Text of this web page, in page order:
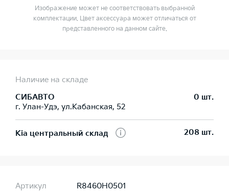
Изображение может не соответствовать выбранной
комплектации. Цвет аксессуара может отличаться от
представленного на данном сайте.
Наличие на складе
СИБАВТО
г. Улан-Удэ, ул.Кабанская, 52
0 шт.
Kia центральный склад 208 шт.
Артикул
R8460H0501